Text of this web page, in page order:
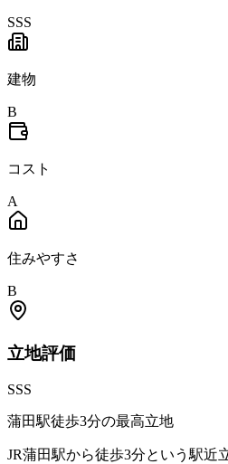
SSS
建物
B
コスト
A
住みやすさ
B
立地評価
SSS
蒲田駅徒歩3分の最高立地
JR蒲田駅から徒歩3分という駅近